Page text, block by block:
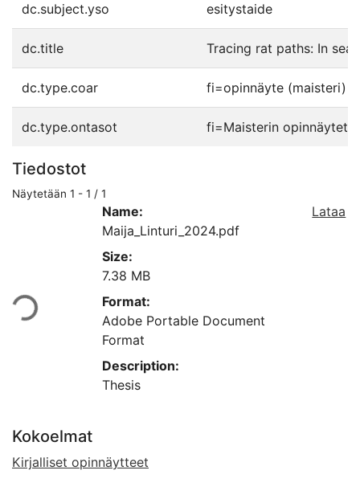
dc.subject.yso esitystaide
dc.title Tracing rat paths: In
dc.type.coar fi=opinnäyte
dc.type.ontasot fi=Maisterin
Tiedostot
Näytetään 1 - 1 / 1
Name:
Maija_Linturi_2024.pdf
Size:
7.38 MB
Format:
Adobe Portable Document
Format
Description:
Thesis
Lataa
Kokoelmat
Kirjalliset opinnäytteet